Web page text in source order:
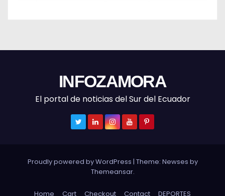
INFOZAMORA
El portal de noticias del Sur del Ecuador
Proudly powered by WordPress | Theme: Newses by
Themeansar.
Home Cart Checkout Contact DEPORTES